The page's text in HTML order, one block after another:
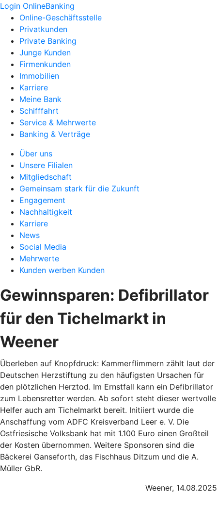
Login OnlineBanking
Online-Geschäftsstelle
Privatkunden
Private Banking
Junge Kunden
Firmenkunden
Immobilien
Karriere
Meine Bank
Schifffahrt
Service & Mehrwerte
Banking & Verträge
Über uns
Unsere Filialen
Mitgliedschaft
Gemeinsam stark für die Zukunft
Engagement
Nachhaltigkeit
Karriere
News
Social Media
Mehrwerte
Kunden werben Kunden
Gewinnsparen: Defibrillator
für den Tichelmarkt in
Weener
Überleben auf Knopfdruck: Kammerflimmern zählt laut der
Deutschen Herzstiftung zu den häufigsten Ursachen für
den plötzlichen Herztod. Im Ernstfall kann ein Defibrillator
zum Lebensretter werden. Ab sofort steht dieser wertvolle
Helfer auch am Tichelmarkt bereit. Initiiert wurde die
Anschaffung vom ADFC Kreisverband Leer e. V. Die
Ostfriesische Volksbank hat mit 1.100 Euro einen Großteil
der Kosten übernommen. Weitere Sponsoren sind die
Bäckerei Ganseforth, das Fischhaus Ditzum und die A.
Müller GbR.
Weener, 14.08.2025